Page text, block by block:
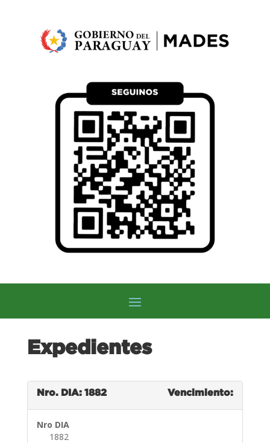
Expedientes
Nro. DIA: 1882 Vencimiento:
Nro DIA
1882